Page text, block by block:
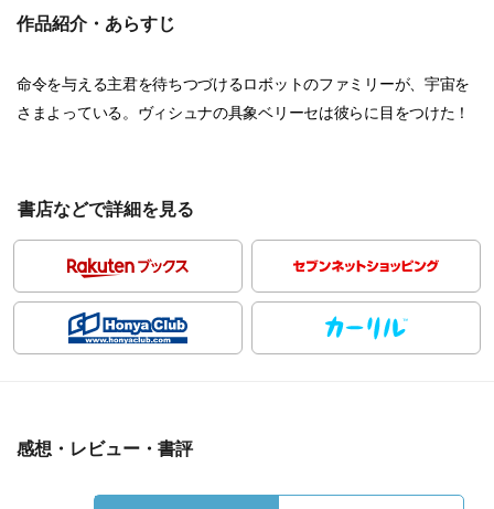
作品紹介・あらすじ
命令を与える主君を待ちつづけるロボットのファミリーが、宇宙を
さまよっている。ヴィシュナの具象ベリーセは彼らに目をつけた！
書店などで詳細を見る
感想・レビュー・書評